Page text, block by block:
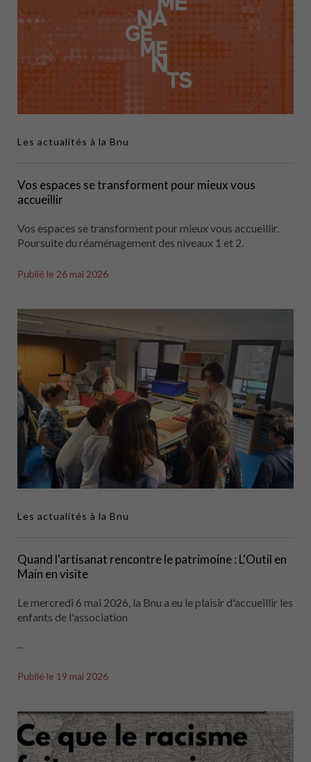
Les actualités à la Bnu
Vos espaces se transforment pour mieux vous
accueillir
Vos espaces se transforment pour mieux vous accueillir.
Poursuite du réaménagement des niveaux 1 et 2.
Publié le 26 mai 2026
Les actualités à la Bnu
Quand l'artisanat rencontre le patrimoine : L'Outil en
Main en visite
Le mercredi 6 mai 2026, la Bnu a eu le plaisir d'accueillir les
enfants de l'association
...
Publié le 19 mai 2026